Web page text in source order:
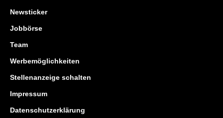
Newsticker
Jobbörse
Team
Werbemöglichkeiten
Stellenanzeige schalten
Impressum
Datenschutzerklärung